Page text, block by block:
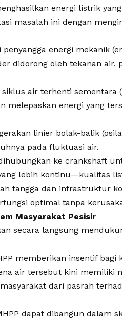
energi listrik
masalah ini dengan
energi mekanik
didorong oleh tekanan air,
air terhenti sementara
melepaskan energi yang
linier bolak-balik
pada fluktuasi air.
ke crankshaft
lebih kontinu—kualitas
tangga dan infrastruktur
optimal tanpa
Masyarakat Pesisir
secara langsung
memberikan insentif
air tersebut kini memiliki
dari pasrah
dapat dibangun dalam